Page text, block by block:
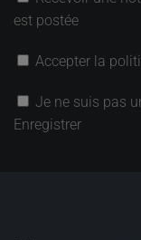
est postée
Accepter la
Je ne suis pas
Enregistrer